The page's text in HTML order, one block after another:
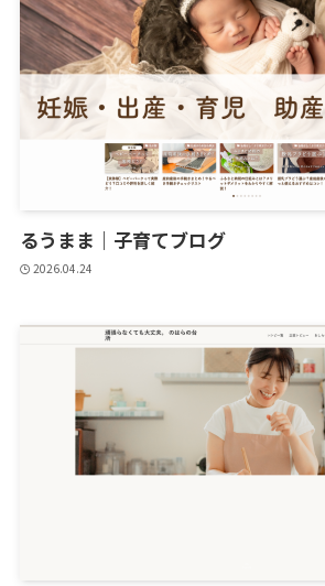
るうまま｜子育てブログ
2026.04.24